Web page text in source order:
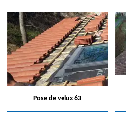
Pose de velux 63